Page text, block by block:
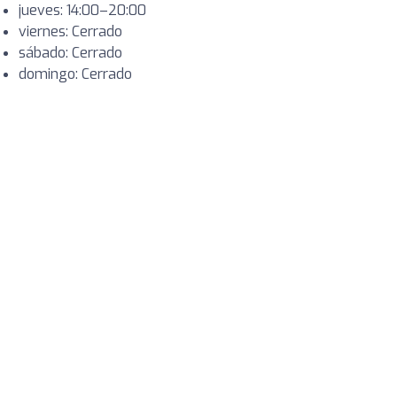
jueves: 14:00–20:00
viernes: Cerrado
sábado: Cerrado
domingo: Cerrado